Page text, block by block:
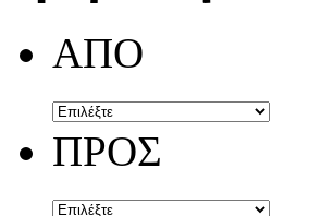
ΑΠΟ
ΠΡΟΣ